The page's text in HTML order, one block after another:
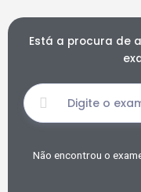
Está a procura de
Não encontrou o